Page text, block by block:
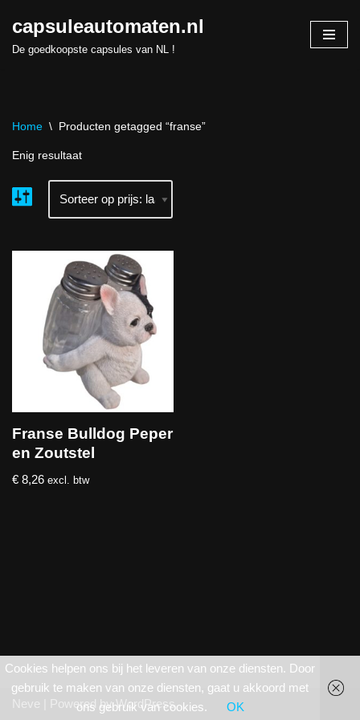
Skip
capsuleautomaten.nl
De goedkoopste capsules van NL !
Home \ Producten getagged “franse”
Enig resultaat
Franse Bulldog Peper
en Zoutstel
€ 8,26 excl. btw
Neve | Powered byWordPress
Cookies helpen ons bij het leveren van onze diensten. Door
gebruik te maken van onze diensten, gaat u akkoord met
ons gebruik van cookies.
OK